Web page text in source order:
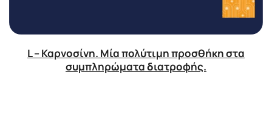
L – Καρνοσίνη. Μία πολύτιμη προσθήκη στα
συμπληρώματα διατροφής.